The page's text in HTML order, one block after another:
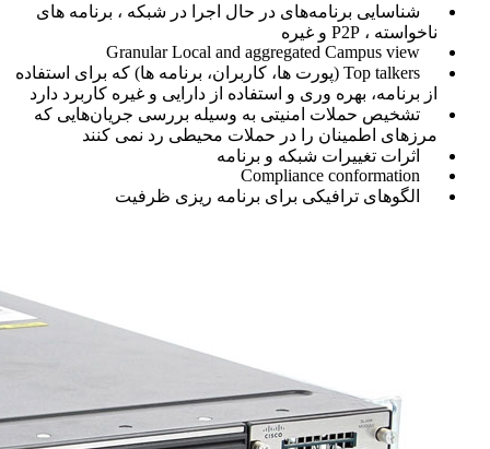
شناسایی برنامه‌های در حال اجرا در شبکه ، برنامه های
ناخواسته ، P2P و غیره
Top talkers (پورت ها، کاربران، برنامه ها) که برای استفاده
از برنامه، بهره وری و استفاده از دارایی و غیره کاربرد دارد
تشخیص حملات امنیتی به وسیله بررسی جریان‌هایی که
مرزهای اطمینان را در حملات محیطی رد نمی کنند
اثرات تغییرات شبکه و برنامه
الگوهای ترافیکی برای برنامه ریزی ظرفیت